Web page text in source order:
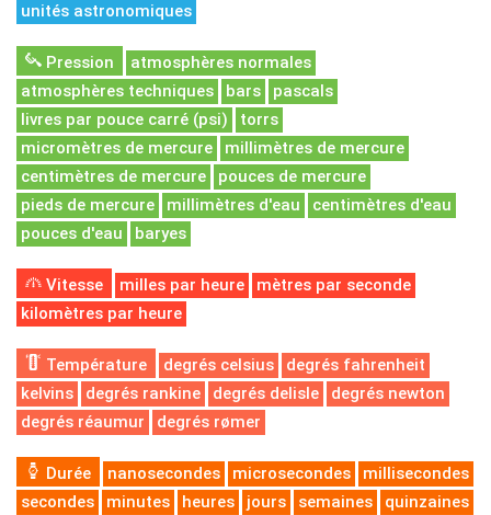
unités astronomiques
Pression
atmosphères normales
atmosphères techniques
bars
pascals
livres par pouce carré (psi)
torrs
micromètres de mercure
millimètres de mercure
centimètres de mercure
pouces de mercure
pieds de mercure
millimètres d'eau
centimètres d'eau
pouces d'eau
baryes
Vitesse milles par heure
mètres par seconde
kilomètres par heure
Température degrés celsius
degrés fahrenheit
kelvins
degrés rankine degrés delisle
degrés newton
degrés réaumur
degrés rømer
Durée nanosecondes microsecondes
millisecondes
secondes
minutes heures jours semaines
quinzaines